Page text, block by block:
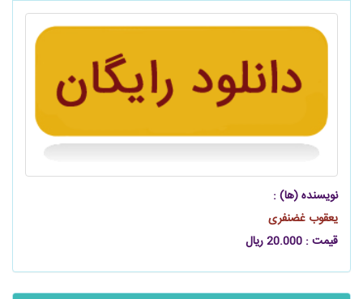
نویسنده (ها) :
یعقوب غضنفری
قیمت : 20.000 ریال